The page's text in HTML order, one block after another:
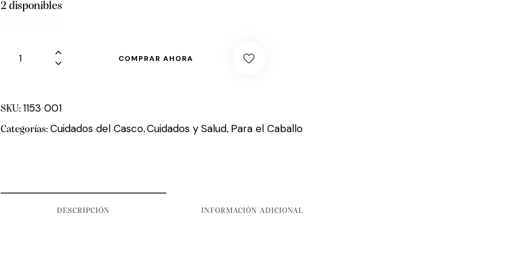
2 disponibles
COMPRAR AHORA
SKU:1153 001
Categorías:Cuidados del Casco,Cuidados y Salud, Para el Caballo
DESCRIPCIÓN INFORMACIÓN ADICIONAL